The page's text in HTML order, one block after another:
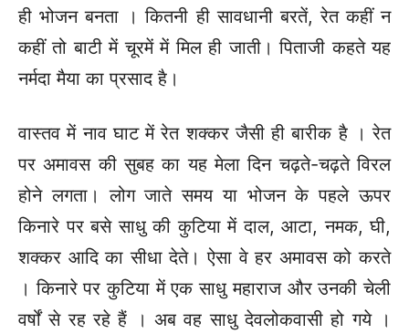
ही भोजन बनता । कितनी ही सावधानी बरतें, रेत कहीं न
कहीं तो बाटी में चूरमें में मिल ही जाती। पिताजी कहते यह
नर्मदा मैया का प्रसाद है।
वास्तव में नाव घाट में रेत शक्कर जैसी ही बारीक है । रेत
पर अमावस की सुबह का यह मेला दिन चढ़ते-चढ़ते विरल
होने लगता। लोग जाते समय या भोजन के पहले ऊपर
किनारे पर बसे साधु की कुटिया में दाल, आटा, नमक, घी,
शक्कर आदि का सीधा देते। ऐसा वे हर अमावस को करते
। किनारे पर कुटिया में एक साधु महाराज और उनकी चेली
वर्षों से रह रहे हैं । अब वह साधु देवलोकवासी हो गये ।